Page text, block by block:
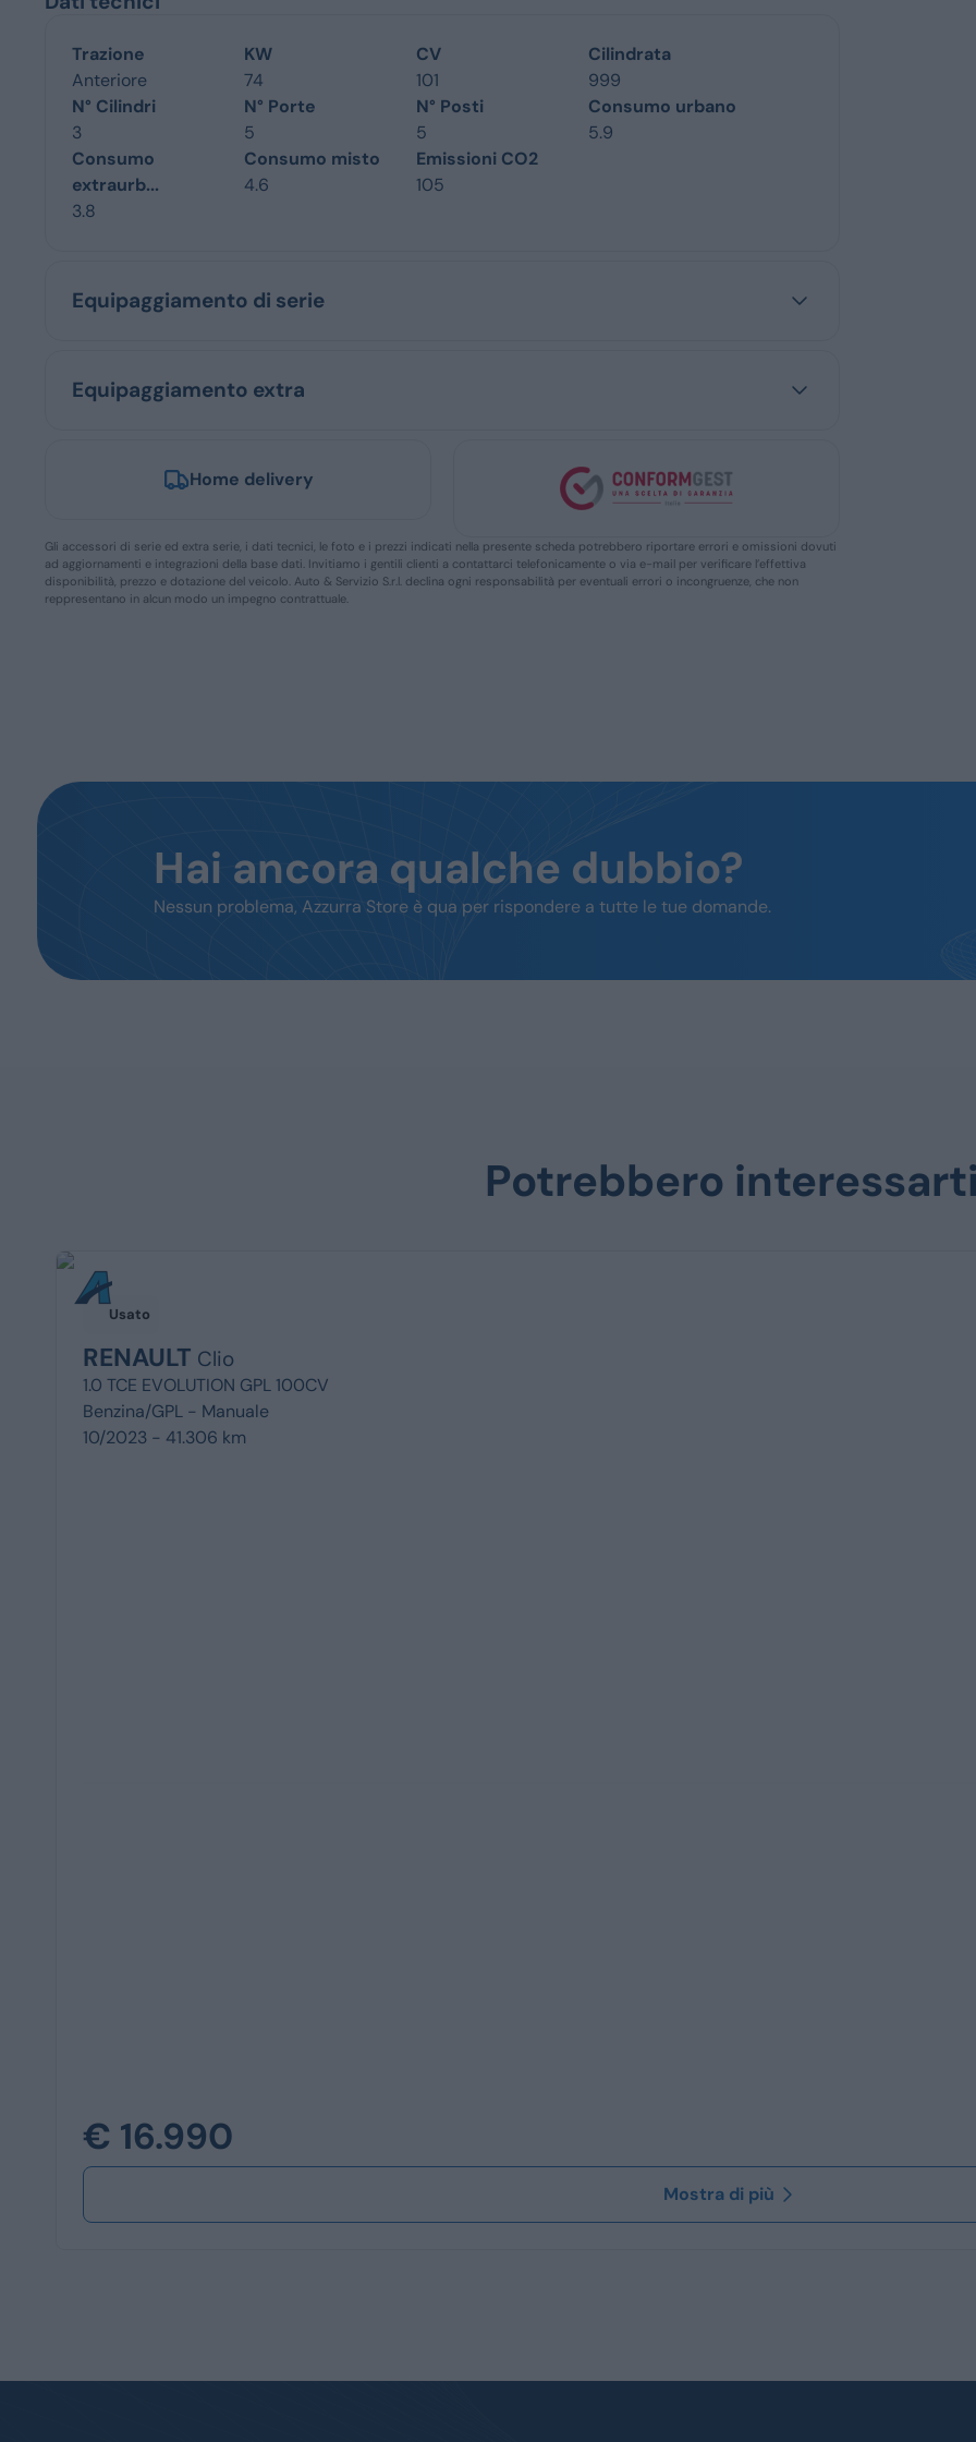
Trazione
Anteriore
KW
74
CV
101
Cilindrata
999
N° Cilindri
3
N° Porte
5
N° Posti
5
Consumo urbano
5.9
Consumo
extraurb...
3.8
Consumo misto
4.6
Emissioni CO2
105
Equipaggiamento di serie
Equipaggiamento extra
Home delivery
Gli accessori di serie ed extra serie, i dati tecnici, le foto e i prezzi indicati nella presente scheda potrebbero riportare errori e omissioni dovuti
ad aggiornamenti e integrazioni della base dati. Invitiamo i gentili clienti a contattarci telefonicamente o via e-mail per verificare l’effettiva
disponibilità, prezzo e dotazione del veicolo. Auto & Servizio S.r.l. declina ogni responsabilità per eventuali errori o incongruenze, che non
reppresentano in alcun modo un impegno contrattuale.
Hai ancora qualche dubbio?
Nessun problema, Azzurra Store è qua per rispondere a tutte le tue domande.
Potrebbero
Usato
RENAULT Clio
1.0 TCE EVOLUTION GPL 100CV
Benzina/GPL - Manuale
10/2023 - 41.306 km
€ 16.990
Mostra di più